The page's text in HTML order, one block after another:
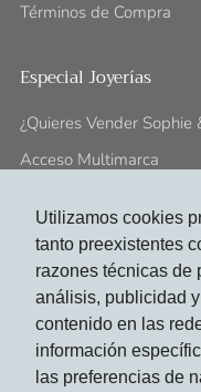
Utilizamos cookies
tanto preexistentes
razones técnicas de
análisis, publicidad
contenido en las
información
las preferencias de
Términos de Compra
Especial Joyerías
¿Quieres Vender Sophie
Acceso Multimarca
Síguenos En:
FacebookInstagram